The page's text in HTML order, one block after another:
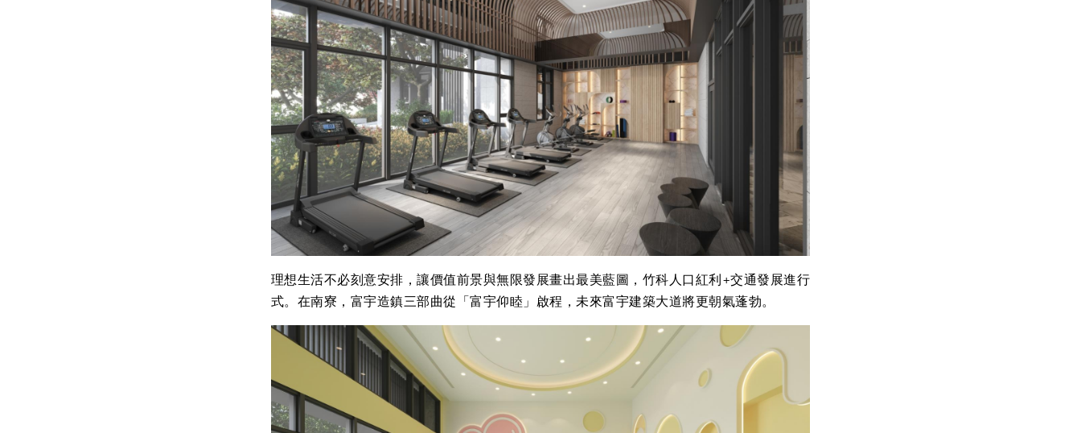
理想生活不必刻意安排，讓價值前景與無限發展畫出最美藍圖，竹科人口紅利+交通發展進行
式。在南寮，富宇造鎮三部曲從「富宇仰睦」啟程，未來富宇建築大道將更朝氣蓬勃。